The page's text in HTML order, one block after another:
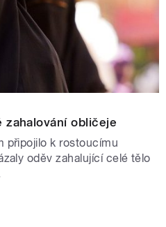
zahalování obličeje
připojilo k rostoucímu
oděv zahalující celé tělo